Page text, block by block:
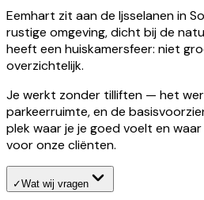
Eemhart zit aan de Ijsselanen in
rustige omgeving, dicht bij de
heeft een huiskamersfeer: niet
overzichtelijk.
Je werkt zonder tilliften — het
parkeerruimte, en de
plek waar je je goed voelt en
voor onze cliënten.
✓Wat wij vragen